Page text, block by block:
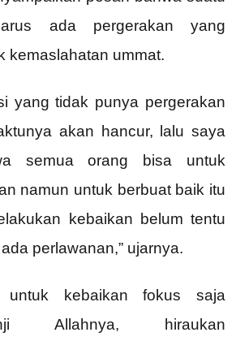
ada pergerakan yang
kemaslahatan ummat.
yang tidak punya pergerakan
akan hancur, lalu saya
semua orang bisa untuk
namun untuk berbuat baik itu
kebaikan belum tentu
perlawanan,” ujarnya.
untuk kebaikan fokus saja
Allahnya, hiraukan